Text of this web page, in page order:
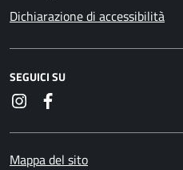
Dichiarazione di accessibilità
SEGUICI SU
Instagram
Mappa del sito